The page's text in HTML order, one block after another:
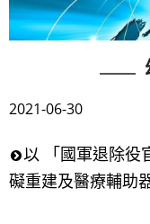
2021-06-30
以 「國軍退除役
礙重建及醫療輔助